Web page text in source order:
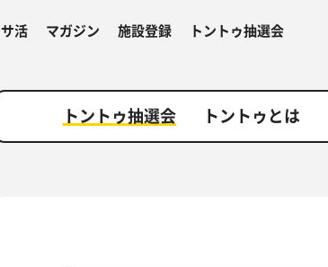
サ活 マガジン 施設登録 トントゥ抽選会
トントゥ抽選会 トントゥとは